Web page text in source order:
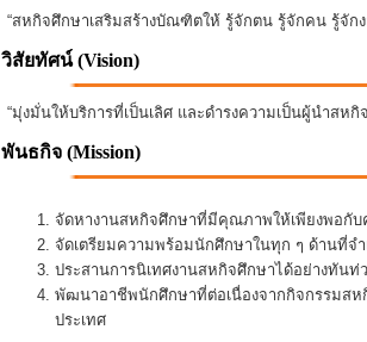
“สหกิจศึกษาเสริมสร้างบัณฑิตให้ รู้จักตน รู้จักคน รู้จักง
วิสัยทัศน์ (Vision)
“มุ่งมั่นให้บริการที่เป็นเลิศ และดำรงความเป็นผู้นำสห
พันธกิจ (Mission)
จัดหางานสหกิจศึกษาที่มีคุณภาพให้เพียงพอกับ
จัดเตรียมความพร้อมนักศึกษาในทุก ๆ ด้านที่จ
ประสานการนิเทศงานสหกิจศึกษาได้อย่างทัน
พัฒนาอาชีพนักศึกษาที่ต่อเนื่องจากกิจกรรมสห
ประเทศ